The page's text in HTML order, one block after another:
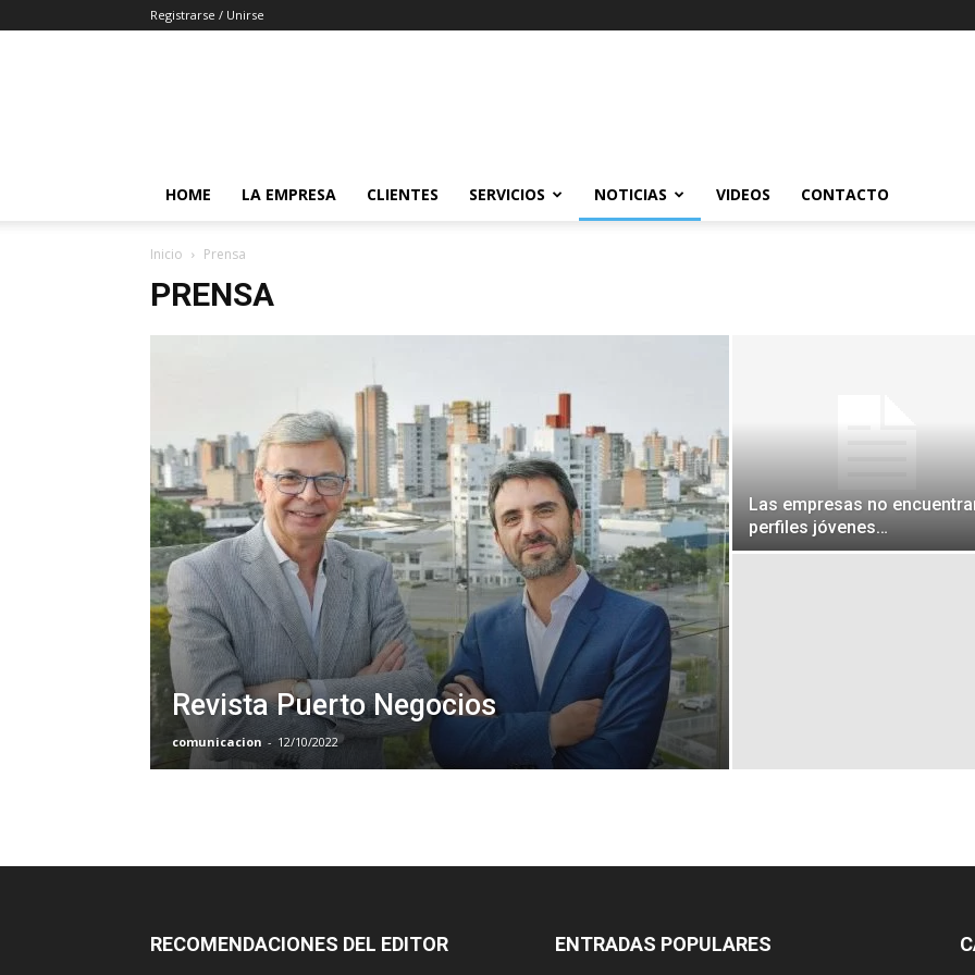
Registrarse / Unirse
HOME LA EMPRESA CLIENTES SERVICIOS NOTICIAS VIDEOS CONTACTO
Inicio Prensa
PRENSA
Revista Puerto Negocios
comunicacion - 12/10/2022
Las empresas no
perfiles jóvenes…
RECOMENDACIONES DEL EDITOR ENTRADAS POPULARES